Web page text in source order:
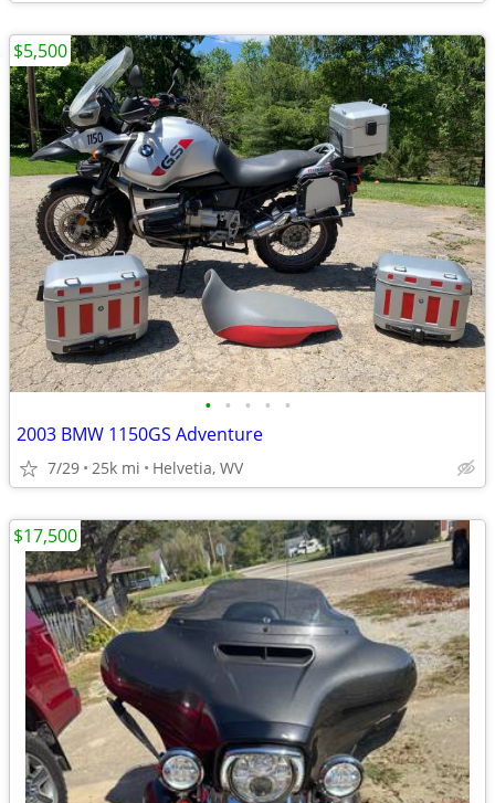
• • • • •
2003 BMW 1150GS Adventure
7/29 25k mi Helvetia, WV
$5,500
$17,500